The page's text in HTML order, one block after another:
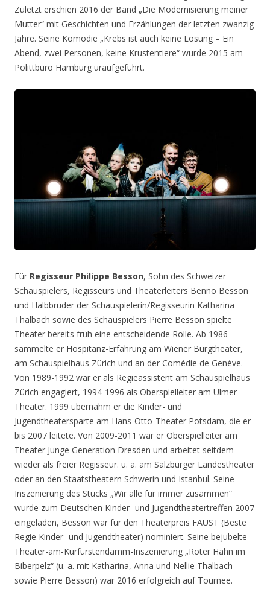
Zuletzt erschien 2016 der Band „Die Modernisierung meiner
Mutter“ mit Geschichten und Erzählungen der letzten zwanzig
Jahre. Seine Komödie „Krebs ist auch keine Lösung – Ein
Abend, zwei Personen, keine Krustentiere“ wurde 2015 am
Polittbüro Hamburg uraufgeführt.
Für Regisseur Philippe Besson, Sohn des Schweizer
Schauspielers, Regisseurs und Theaterleiters Benno Besson
und Halbbruder der Schauspielerin/Regisseurin Katharina
Thalbach sowie des Schauspielers Pierre Besson spielte
Theater bereits früh eine entscheidende Rolle. Ab 1986
sammelte er Hospitanz-Erfahrung am Wiener Burgtheater,
am Schauspielhaus Zürich und an der Comédie de Genève.
Von 1989-1992 war er als Regieassistent am Schauspielhaus
Zürich engagiert, 1994-1996 als Oberspielleiter am Ulmer
Theater. 1999 übernahm er die Kinder- und
Jugendtheatersparte am Hans-Otto-Theater Potsdam, die er
bis 2007 leitete. Von 2009-2011 war er Oberspielleiter am
Theater Junge Generation Dresden und arbeitet seitdem
wieder als freier Regisseur. u. a. am Salzburger Landestheater
oder an den Staatstheatern Schwerin und Istanbul. Seine
Inszenierung des Stücks „Wir alle für immer zusammen“
wurde zum Deutschen Kinder- und Jugendtheatertreffen 2007
eingeladen, Besson war für den Theaterpreis FAUST (Beste
Regie Kinder- und Jugendtheater) nominiert. Seine bejubelte
Theater-am-Kurfürstendamm-Inszenierung „Roter Hahn im
Biberpelz“ (u. a. mit Katharina, Anna und Nellie Thalbach
sowie Pierre Besson) war 2016 erfolgreich auf Tournee.